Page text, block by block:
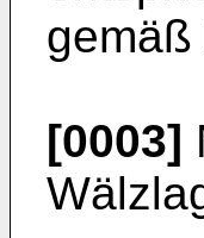
gemäß
[0003]